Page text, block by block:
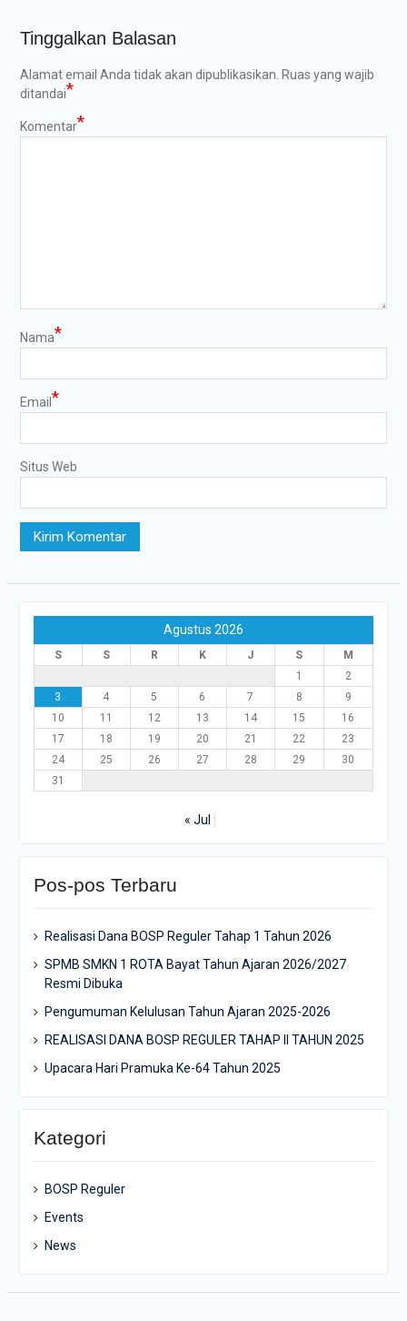
Tinggalkan Balasan
Alamat email Anda tidak akan dipublikasikan. Ruas yang wajib
ditandai*
Komentar*
Nama*
Email *
Situs Web
Agustus 2026
S S R K J S
M
1
2
3
4 5 6 7 8
9
10
11 12 13 14 15
16
17
18 19 20 21 22
23
24
25 26 27 28 29
30
31
« Jul
Pos-pos Terbaru
Realisasi Dana BOSP Reguler Tahap 1 Tahun 2026
SPMB SMKN 1 ROTA Bayat Tahun Ajaran 2026/2027
Resmi Dibuka
Pengumuman Kelulusan Tahun Ajaran 2025-2026
REALISASI DANA BOSP REGULER TAHAP II TAHUN 2025
Upacara Hari Pramuka Ke-64 Tahun 2025
Kategori
BOSP Reguler
Events
News